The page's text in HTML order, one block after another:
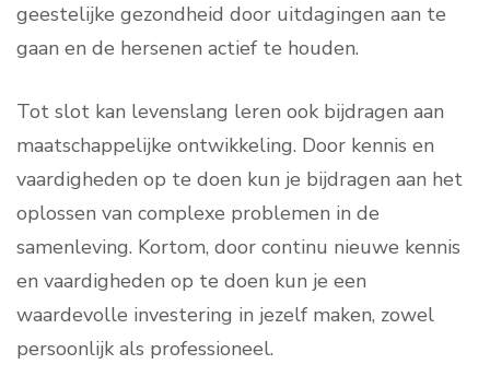
geestelijke gezondheid door uitdagingen aan te
gaan en de hersenen actief te houden.
Tot slot kan levenslang leren ook bijdragen aan
maatschappelijke ontwikkeling. Door kennis en
vaardigheden op te doen kun je bijdragen aan het
oplossen van complexe problemen in de
samenleving. Kortom, door continu nieuwe kennis
en vaardigheden op te doen kun je een
waardevolle investering in jezelf maken, zowel
persoonlijk als professioneel.